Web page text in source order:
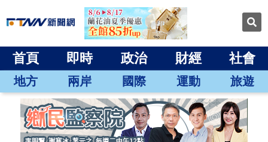
首頁 即時 政治 財經 社會
地方 兩岸 國際 運動 旅遊